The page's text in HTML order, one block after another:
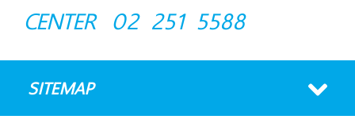
CENTER 02 251 5588
SITEMAP